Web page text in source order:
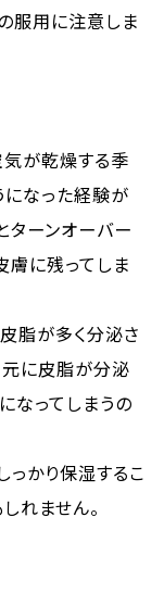
服用に注意しま
気が乾燥する季
なった経験が
ターンオーバー
膚に残ってしま
脂が多く分泌さ
元に皮脂が分泌
なってしまうの
かり保湿するこ
れません。